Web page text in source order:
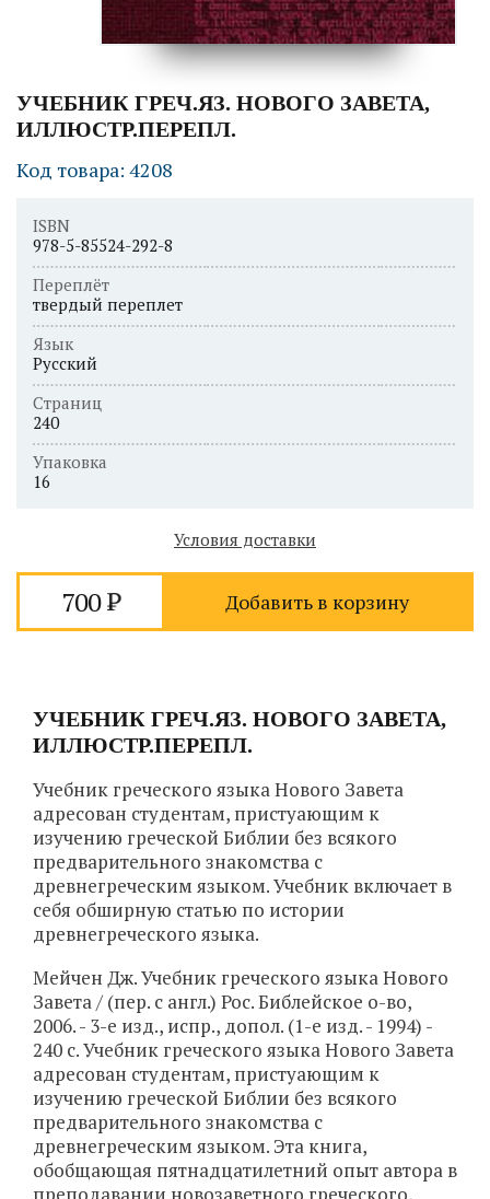
УЧЕБНИК ГРЕЧ.ЯЗ. НОВОГО ЗАВЕТА,
ИЛЛЮСТР.ПЕРЕПЛ.
Код товара: 4208
ISBN
978-5-85524-292-8
Переплёт
твердый переплет
Язык
Русский
Страниц
240
Упаковка
16
Условия доставки
700 Добавить в корзину
УЧЕБНИК ГРЕЧ.ЯЗ. НОВОГО ЗАВЕТА,
ИЛЛЮСТР.ПЕРЕПЛ.
Учебник греческого языка Нового Завета
адресован студентам, пристуающим к
изучению греческой Библии без всякого
предварительного знакомства с
древнегреческим языком. Учебник включает в
себя обширную статью по истории
древнегреческого языка.
Мейчен Дж. Учебник греческого языка Нового
Завета / (пер. с англ.) Рос. Библейское о-во,
2006. - 3-е изд., испр., допол. (1-е изд. - 1994) -
240 с. Учебник греческого языка Нового Завета
адресован студентам, пристуающим к
изучению греческой Библии без всякого
предварительного знакомства с
древнегреческим языком. Эта книга,
обобщающая пятнадцатилетний опыт автора в